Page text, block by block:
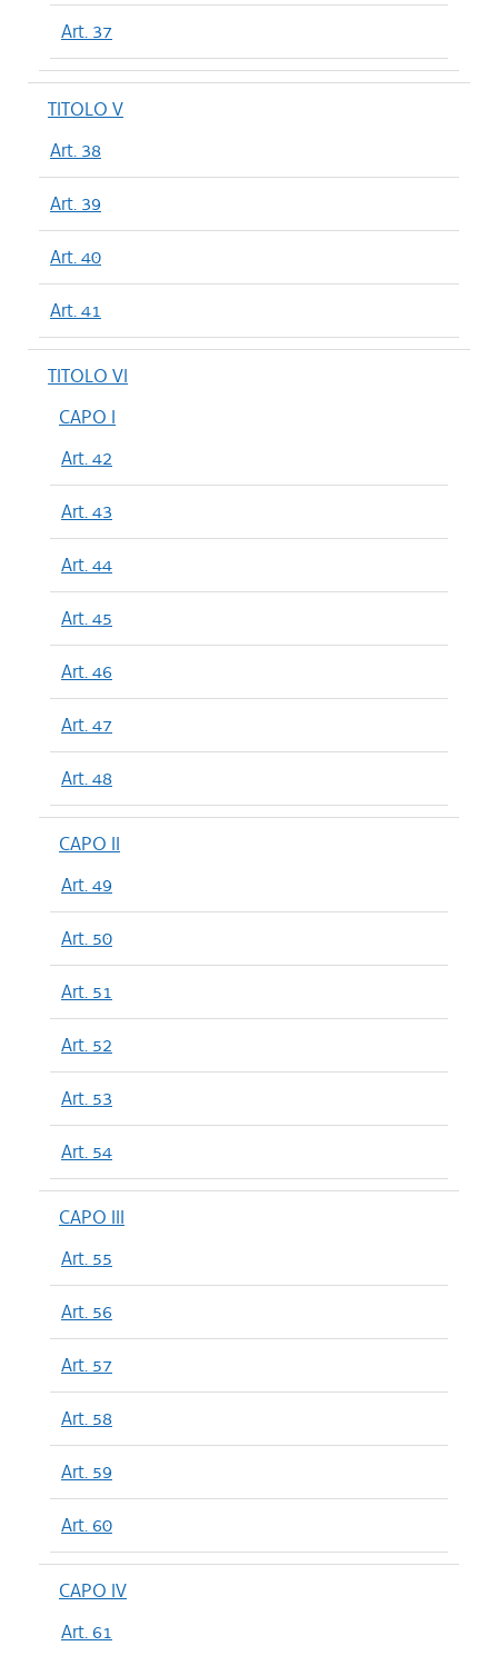
Art. 37
TITOLO V
Art. 38
Art. 39
Art. 40
Art. 41
TITOLO VI
CAPO I
Art. 42
Art. 43
Art. 44
Art. 45
Art. 46
Art. 47
Art. 48
CAPO II
Art. 49
Art. 50
Art. 51
Art. 52
Art. 53
Art. 54
CAPO III
Art. 55
Art. 56
Art. 57
Art. 58
Art. 59
Art. 60
CAPO IV
Art. 61